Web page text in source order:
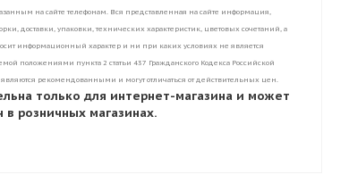
на сайте телефонам. Вся представленная на сайте информация,
доставки, упаковки, технических характеристик, цветовых сочетаний, а
информационный характер и ни при каких условиях не является
положениями пункта 2 статьи 437 Гражданского Кодекса Российской
рекомендованными и могут отличаться от действительных цен.
только для интернет-магазина и может
в розничных магазинах.